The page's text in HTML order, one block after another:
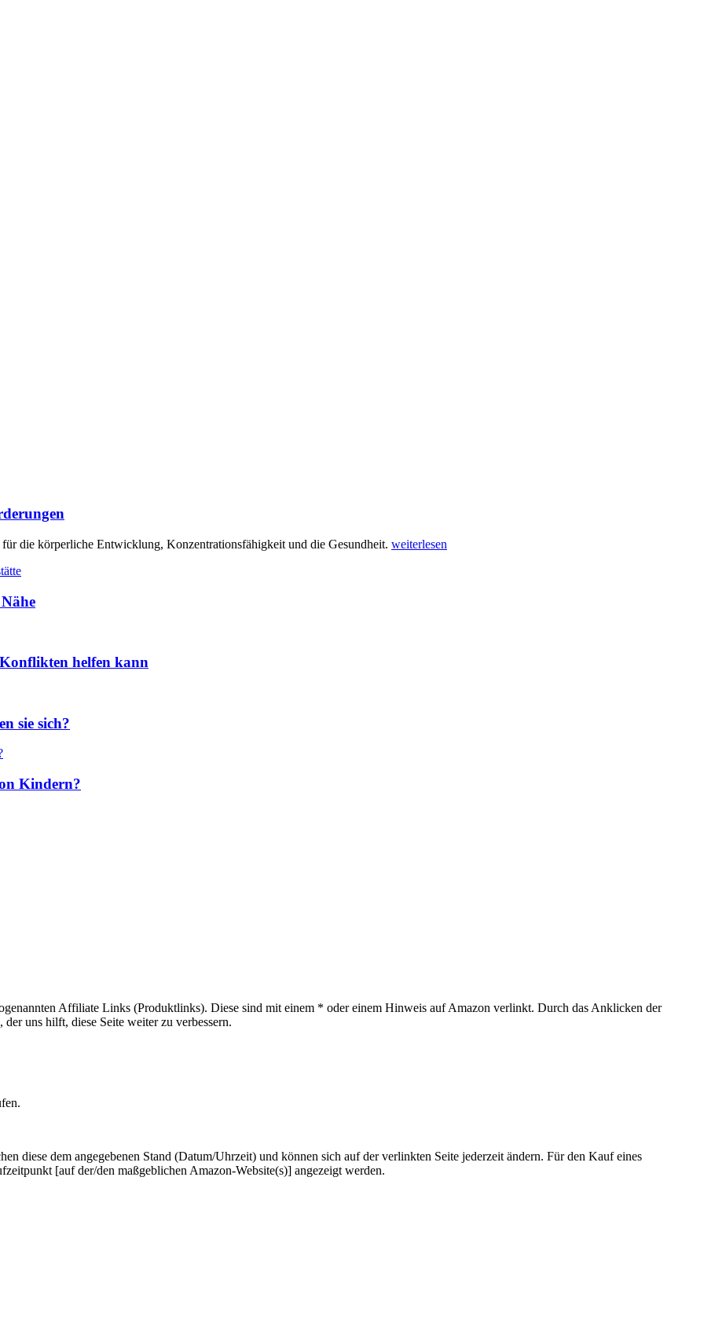
die körperliche Entwicklung, Konzentrationsfähigkeit und die Gesundheit. weiterlesen
helfen kann
sie sich?
Kindern?
Affiliate Links (Produktlinks). Diese sind mit einem * oder einem Hinweis auf Amazon verlinkt. Durch das Anklicken der
uns hilft, diese Seite weiter zu verbessern.
diese dem angegebenen Stand (Datum/Uhrzeit) und können sich auf der verlinkten Seite jederzeit ändern. Für den Kauf eines
[auf der/den maßgeblichen Amazon-Website(s)] angezeigt werden.